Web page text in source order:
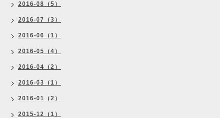
2016-08（5）
2016-07（3）
2016-06（1）
2016-05（4）
2016-04（2）
2016-03（1）
2016-01（2）
2015-12（1）